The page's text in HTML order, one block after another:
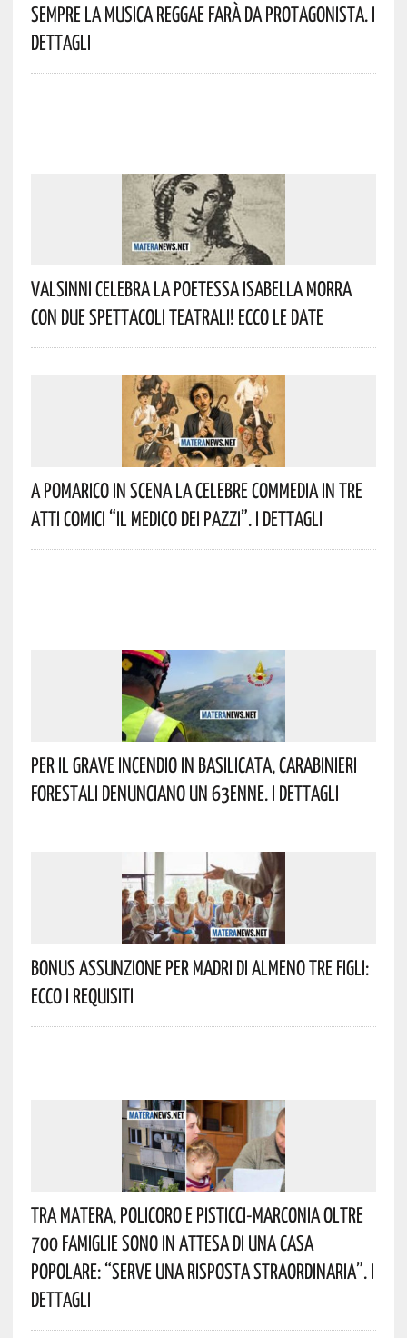
Sempre La Musica Reggae Farà Da Protagonista. I
Dettagli
Valsinni Celebra La Poetessa Isabella Morra
Con Due Spettacoli Teatrali! Ecco Le Date
A Pomarico In Scena La Celebre Commedia In Tre
Atti Comici “Il Medico Dei Pazzi”. I Dettagli
Per Il Grave Incendio In Basilicata, Carabinieri
Forestali Denunciano Un 63enne. I Dettagli
Bonus Assunzione Per Madri Di Almeno Tre Figli:
Ecco I Requisiti
Tra Matera, Policoro E Pisticci-Marconia Oltre
700 Famiglie Sono In Attesa Di Una Casa
Popolare: “serve Una Risposta Straordinaria”. I
Dettagli